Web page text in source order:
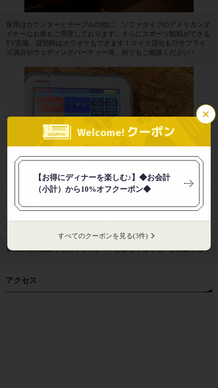
Welcome! クーポン
【お得にディナーを楽しむ♪】◆お会計
（小計）から10%オフクーポン◆
すべてのクーポンを見る(3件)
座席はカウンターとテーブルの他に、ソファタイプのアメリカンダ
イナーなお席もご用意しております。さらにスポーツ観戦ができる
TV完備、貸切時はカラオケもできます！マイク貸出も◎サプライ
ズ演出やウェディングパーティー等、何でもご相談ください！
第三土曜日は誰でもカラオケデー！おひとり様でも、ご家族でも！
アクセス
この店舗情報をシェアする
創作料理居酒屋 にばんしぼり
https://nibanshibori.owst.jp/
お店情報をコピー